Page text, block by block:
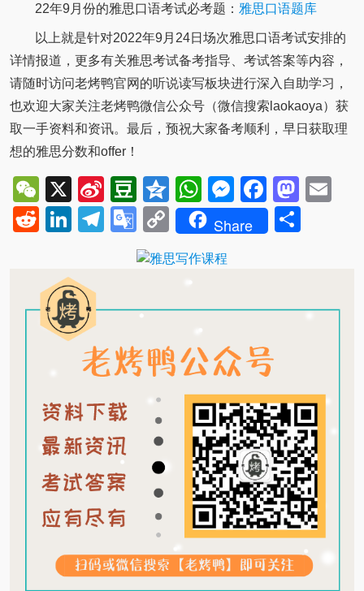
22年9月份的雅思口语考试必考题： 雅思口语题库
以上就是针对2022年9月24日场次雅思口语考试安排的
详情报道，更多有关雅思考试备考指导、考试答案等内容，
请随时访问老烤鸭官网的听说读写板块进行深入自助学习，
也欢迎大家关注老烤鸭微信公众号（微信搜索laokaoya）获
取一手资料和资讯。最后，预祝大家备考顺利，早日获取理
想的雅思分数和offer！
WeChat
X
Sina
Weibo
Douban
QzoneWhatsApp
Messenger
RedditLinkedIn
Telegram
Google
Translate
Copy
Link
Share